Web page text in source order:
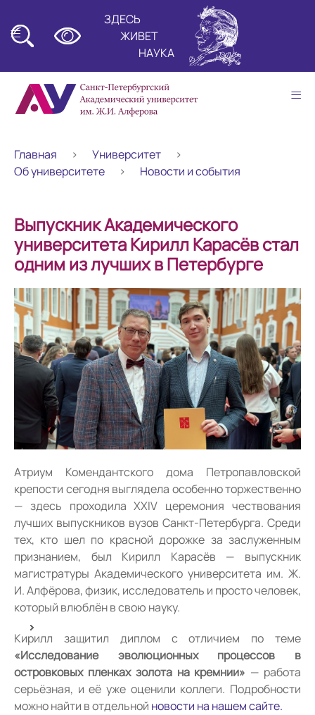
ЗДЕСЬ
ЖИВЕТ
НАУКА
Главная
Университет
Об университете
Новости и события
Выпускник Академического
университета Кирилл Карасёв стал
одним из лучших в Петербурге
Атриум Комендантского дома Петропавловской
крепости сегодня выглядела особенно торжественно
— здесь проходила XXIV церемония чествования
лучших выпускников вузов Санкт-Петербурга. Среди
тех, кто шел по красной дорожке за заслуженным
признанием, был Кирилл Карасёв — выпускник
магистратуры Академического университета им. Ж.
И. Алфёрова, физик, исследователь и просто человек,
который влюблён в свою науку.
Кирилл защитил диплом с отличием по теме
«Исследование эволюционных процессов в
островковых пленках золота на кремнии» — работа
серьёзная, и её уже оценили коллеги. Подробности
можно найти в отдельной новости на нашем сайте.
≡
≡